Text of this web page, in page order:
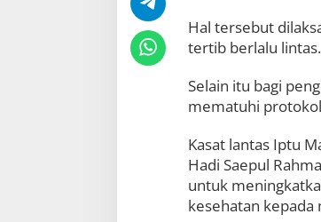
P
e
n
a
n
d
r
a
d
L
Hal tersebut
tertib berlalu lintas.
Selain itu bagi
mematuhi
Kasat lantas Iptu
Hadi Saepul
untuk
kesehatan kepada